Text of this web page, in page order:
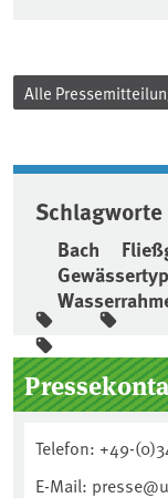
Alle
Schlagworte
Bach
Telefon: +49-
E-Mail: